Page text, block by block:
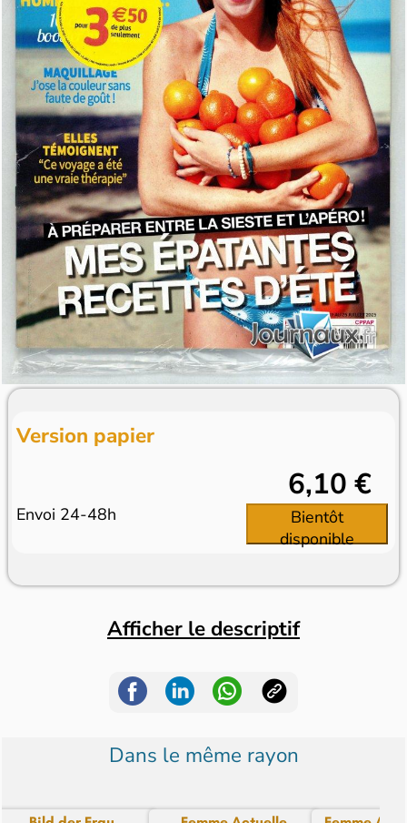
Version papier
Envoi 24-48h
6,10 €
Bientôt
disponible
Afficher le descriptif
Dans le même rayon